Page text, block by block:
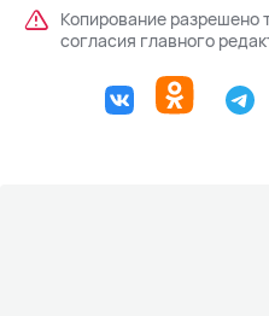
Копирование разрешено
согласия главного